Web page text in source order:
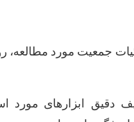
جمعیت مورد مطالعه،
دقیق ابزارهای مورد